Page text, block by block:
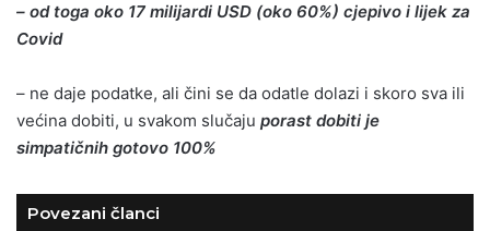
– od toga oko 17 milijardi USD (oko 60%) cjepivo i lijek za
Covid
– ne daje podatke, ali čini se da odatle dolazi i skoro sva ili
većina dobiti, u svakom slučaju porast dobiti je
simpatičnih gotovo 100%
Povezani članci